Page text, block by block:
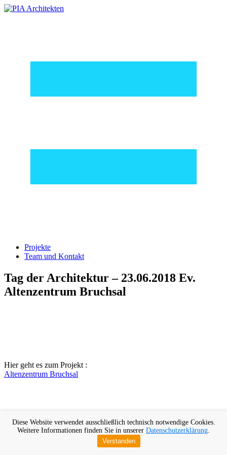
Projekte
Team und Kontakt
Tag der Architektur – 23.06.2018 Ev.
Altenzentrum Bruchsal
Hier geht es zum Projekt :
Altenzentrum Bruchsal
Diese Website verwendet ausschließlich technisch notwendige Cookies.
Weitere Informationen finden Sie in unserer Datenschutzerklärung.
Verstanden